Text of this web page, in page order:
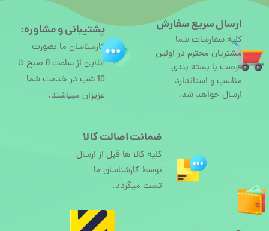
ارسال سریع سفارش
کلیه سفارشات شما
مشتریان محترم در اولین
فرصت با بسته بندی
مناسب و استاندارد
ارسال خواهد شد.
پشتیبانی و مشاوره:
کارشناسان ما بصورت
آنلاین از ساعت 8 صبح تا
10 شب در خدمت شما
عزیزان میباشند.
ضمانت اصالت کالا
کلیه کالا ها قبل از ارسال
توسط کارشناسان ما
تست میگردد.